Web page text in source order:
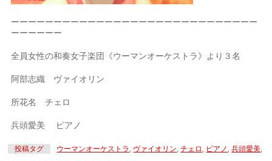
ーーーーーーーーーーーーーーーーーーーーーーーーーーーーー
ーーーーーー
全員女性の和奏女子楽団《ウーマンオーケストラ》より３名
阿部志織 ヴァイオリン
所花名 チェロ
兵頭愛美 ピアノ
投稿タグ ウーマンオーケストラ , ヴァイオリン,チェロ , ピアノ ,兵頭愛美,